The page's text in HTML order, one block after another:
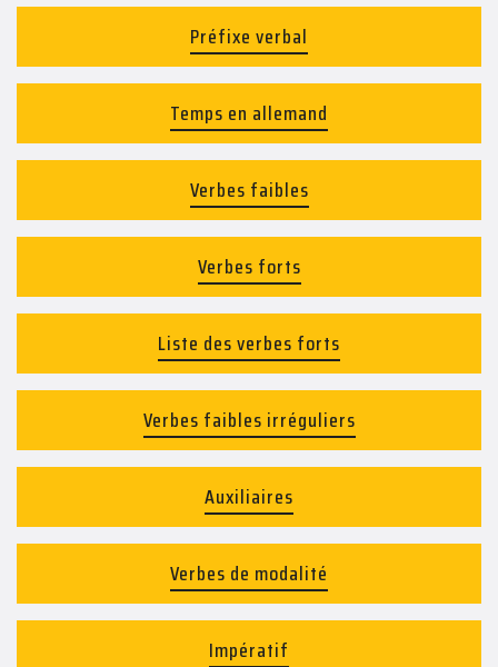
Préfixe verbal
Temps en allemand
Verbes faibles
Verbes forts
Liste des verbes forts
Verbes faibles irréguliers
Auxiliaires
Verbes de modalité
Impératif